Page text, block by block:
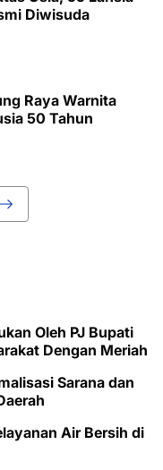
Diwisuda
Raya Warnita
50 Tahun
Oleh PJ Bupati
Dengan Meriah
Sarana dan
Air Bersih di